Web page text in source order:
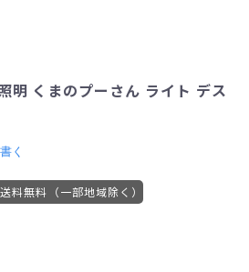
明 くまのプーさん ライト デス
く
送料無料（一部地域除く）